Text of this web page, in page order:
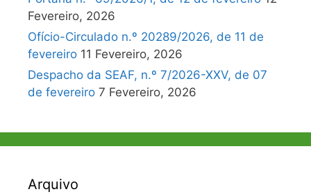
Fevereiro, 2026
Ofício-Circulado n.º 20289/2026, de 11 de
fevereiro 11 Fevereiro, 2026
Despacho da SEAF, n.º 7/2026-XXV, de 07
de fevereiro 7 Fevereiro, 2026
Arquivo